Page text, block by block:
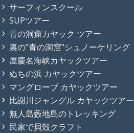
サーフィンスクール
SUPツアー
青の洞窟カヤック ツアー
裏の"青の洞窟"シュノーケリング
屋慶名海峡カヤックツアー
ぬちの浜 カヤックツアー
マングローブ カヤックツアー
比謝川ジャングル カヤックツアー
無人島藪地島のトレッキング
民家で貝殻クラフト